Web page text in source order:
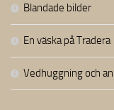
Blandade bilder
En väska på Tradera
Vedhuggning och